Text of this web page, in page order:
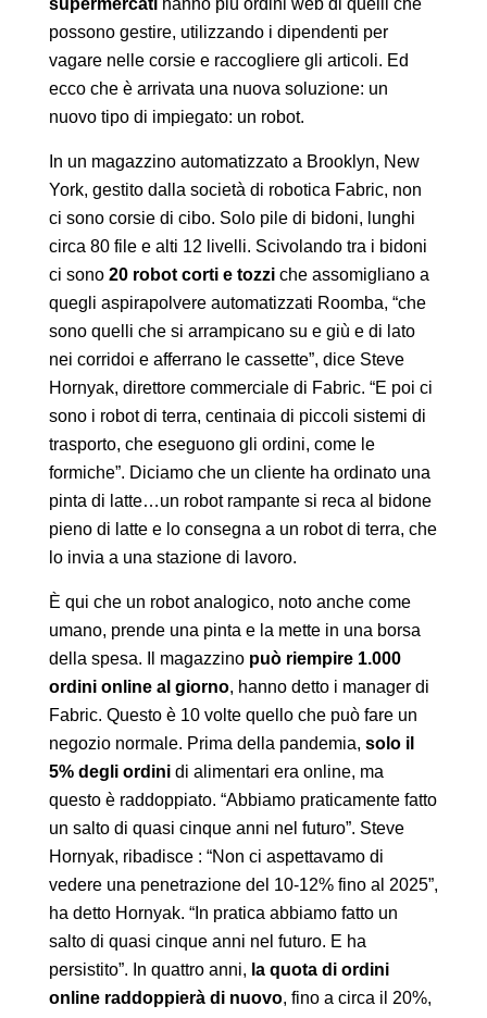
supermercatihanno più ordini web di quelli che
possono gestire, utilizzando i dipendenti per
vagare nelle corsie e raccogliere gli articoli. Ed
ecco che è arrivata una nuova soluzione: un
nuovo tipo di impiegato: un robot.
In un magazzino automatizzato a Brooklyn, New
York, gestito dalla società di robotica Fabric, non
ci sono corsie di cibo. Solo pile di bidoni, lunghi
circa 80 file e alti 12 livelli. Scivolando tra i bidoni
ci sono 20 robot corti e tozzi che assomigliano a
quegli aspirapolvere automatizzati Roomba, “che
sono quelli che si arrampicano su e giù e di lato
nei corridoi e afferrano le cassette”, dice Steve
Hornyak, direttore commerciale di Fabric. “E poi ci
sono i robot di terra, centinaia di piccoli sistemi di
trasporto, che eseguono gli ordini, come le
formiche”. Diciamo che un cliente ha ordinato una
pinta di latte…un robot rampante si reca al bidone
pieno di latte e lo consegna a un robot di terra, che
lo invia a una stazione di lavoro.
È qui che un robot analogico, noto anche come
umano, prende una pinta e la mette in una borsa
della spesa. Il magazzino può riempire 1.000
ordini online al giorno, hanno detto i manager di
Fabric. Questo è 10 volte quello che può fare un
negozio normale. Prima della pandemia, solo il
5% degli ordinidi alimentari era online, ma
questo è raddoppiato. “Abbiamo praticamente fatto
un salto di quasi cinque anni nel futuro”. Steve
Hornyak, ribadisce : “Non ci aspettavamo di
vedere una penetrazione del 10-12% fino al 2025”,
ha detto Hornyak. “In pratica abbiamo fatto un
salto di quasi cinque anni nel futuro. E ha
persistito”. In quattro anni, la quota di ordini
online raddoppierà di nuovo, fino a circa il 20%,